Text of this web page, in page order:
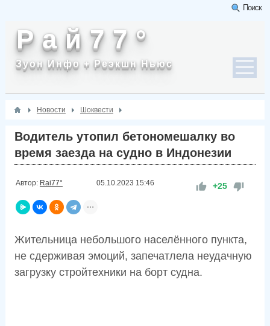
Поиск
Р а й 7 7 °
Зуон Инфо + Реэкшн Ньюс
Новости Шоквести
Водитель утопил бетономешалку во
время заезда на судно в Индонезии
Автор: Rai77° 05.10.2023 15:46 +25
Жительница небольшого населённого пункта,
не сдерживая эмоций, запечатлела неудачную
загрузку стройтехники на борт судна.